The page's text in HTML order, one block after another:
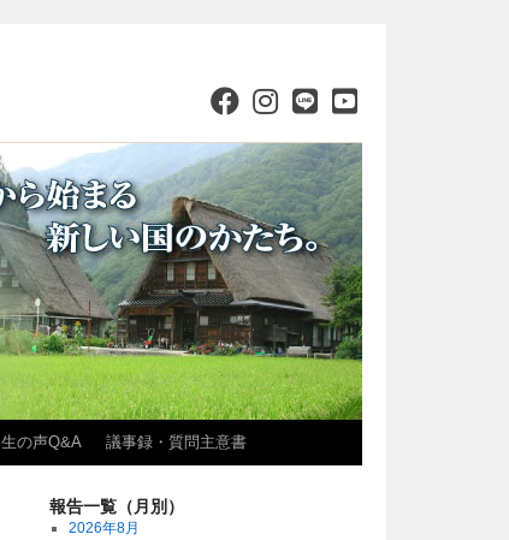
生の声Q&A 議事録・質問主意書
報告一覧（月別）
2026年8月